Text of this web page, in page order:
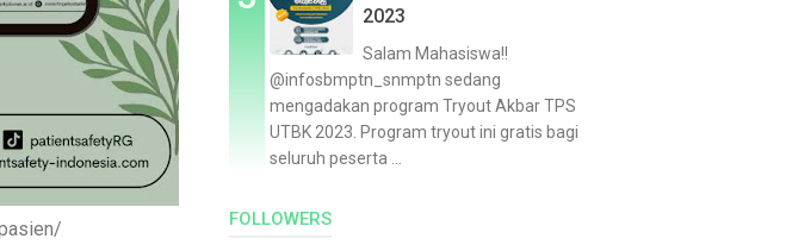
2023
Salam Mahasiswa!!
@infosbmptn_snmptn sedang
mengadakan program Tryout Akbar TPS
UTBK 2023. Program tryout ini gratis bagi
seluruh peserta ...
FOLLOWERS